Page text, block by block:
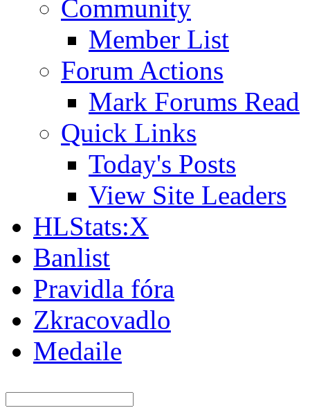
Community
Member List
Forum Actions
Mark Forums Read
Quick Links
Today's Posts
View Site Leaders
HLStats:X
Banlist
Pravidla fóra
Zkracovadlo
Medaile